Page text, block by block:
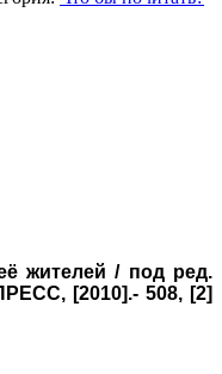
жителей / под ред.
[2010].- 508, [2]